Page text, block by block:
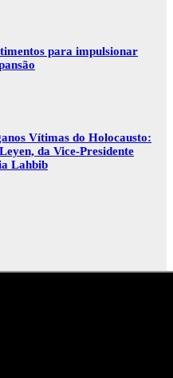
para impulsionar
Vítimas do Holocausto:
da Vice-Presidente
Lahbib